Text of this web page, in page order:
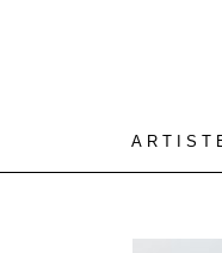
A R T I S T